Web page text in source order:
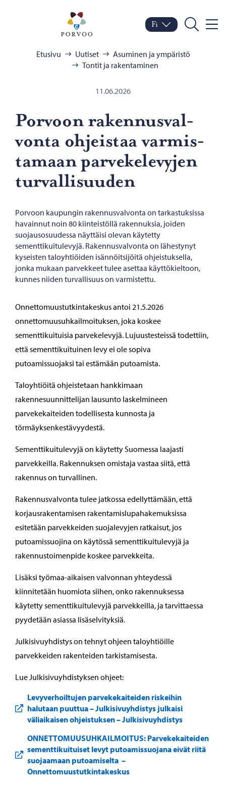
Porvoo – Siirry
Vaihda kieltä
Nykyinen kieli: Suomi
Fi
Hae
Etusivu Uutiset
Asuminen ja ympäristö
Tontit ja rakentaminen
11.06.2026
Por­voon ra­ken­nus­val­
von­ta oh­jeis­taa var­mis­
ta­maan par­ve­ke­le­vy­jen
tur­val­li­suu­den
Porvoon kaupungin rakennusvalvonta on tarkastuksissa
havainnut noin 80 kiinteistöllä rakennuksia, joiden
suojausosuudessa näyttäisi olevan käytetty
sementtikuitulevyjä. Rakennusvalvonta on lähestynyt
kyseisten taloyhtiöiden isännöitsijöitä ohjeistuksella,
jonka mukaan parvekkeet tulee asettaa käyttökieltoon,
kunnes niiden turvallisuus on varmistettu.
Onnettomuustutkintakeskus antoi 21.5.2026
onnettomuusuhkailmoituksen, joka koskee
sementtikuituisia parvekelevyjä. Lujuustesteissä todettiin,
että sementtikuituinen levy ei ole sopiva
putoamissuojaksi tai estämään putoamista.
Taloyhtiöitä ohjeistetaan hankkimaan
rakennesuunnittelijan lausunto laskelmineen
parvekekaiteiden todellisesta kunnosta ja
törmäyksenkestävyydestä.
Sementtikuitulevyjä on käytetty Suomessa laajasti
parvekkeilla. Rakennuksen omistaja vastaa siitä, että
rakennus on turvallinen.
Rakennusvalvonta tulee jatkossa edellyttämään, että
korjausrakentamisen rakentamislupahakemuksissa
esitetään parvekkeiden suojalevyjen ratkaisut, jos
putoamissuojina on käytössä sementtikuitulevyjä ja
rakennustoimenpide koskee parvekkeita.
Lisäksi työmaa-aikaisen valvonnan yhteydessä
kiinnitetään huomiota siihen, onko rakennuksessa
käytetty sementtikuitulevyjä parvekkeilla, ja tarvittaessa
pyydetään asiassa lisäselvityksiä.
Julkisivuyhdistys on tehnyt ohjeen taloyhtiöille
parvekkeiden rakenteiden tarkistamisesta.
Lue Julkisivuyhdistyksen ohjeet:
Levyverhoiltujen parvekekaiteiden riskeihin
halutaan puuttua – Julkisivuyhdistys julkaisi
väliaikaisen ohjeistuksen – Julkisivuyhdistys
ONNETTOMUUSUHKAILMOITUS: Parvekekaiteiden
sementtikuituiset levyt putoamissuojana eivät riitä
suojaamaan putoamiselta –
Onnettomuustutkintakeskus